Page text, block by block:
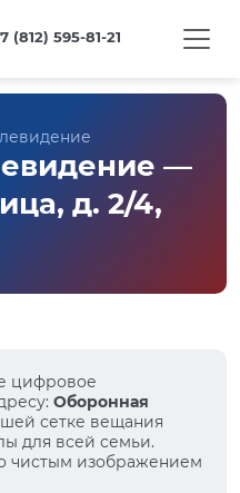
(812) 595-81-21
—
д. 2/4,
цифровое
Оборонная
сетке вещания
для всей семьи.
чистым изображением